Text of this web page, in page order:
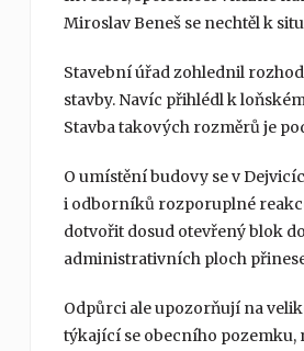
Miroslav Beneš se nechtěl k
Stavební úřad zohlednil
stavby. Navíc přihlédl k
Stavba takových rozměrů je
O umístění budovy se v
i odborníků rozporuplné
dotvořit dosud otevřený blok
administrativních ploch
Odpůrci ale upozorňují na
týkající se obecního pozemku,